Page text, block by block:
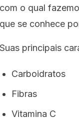
com o qual
que se conhece
Suas principais
Carboidratos
Fibras
Vitamina C